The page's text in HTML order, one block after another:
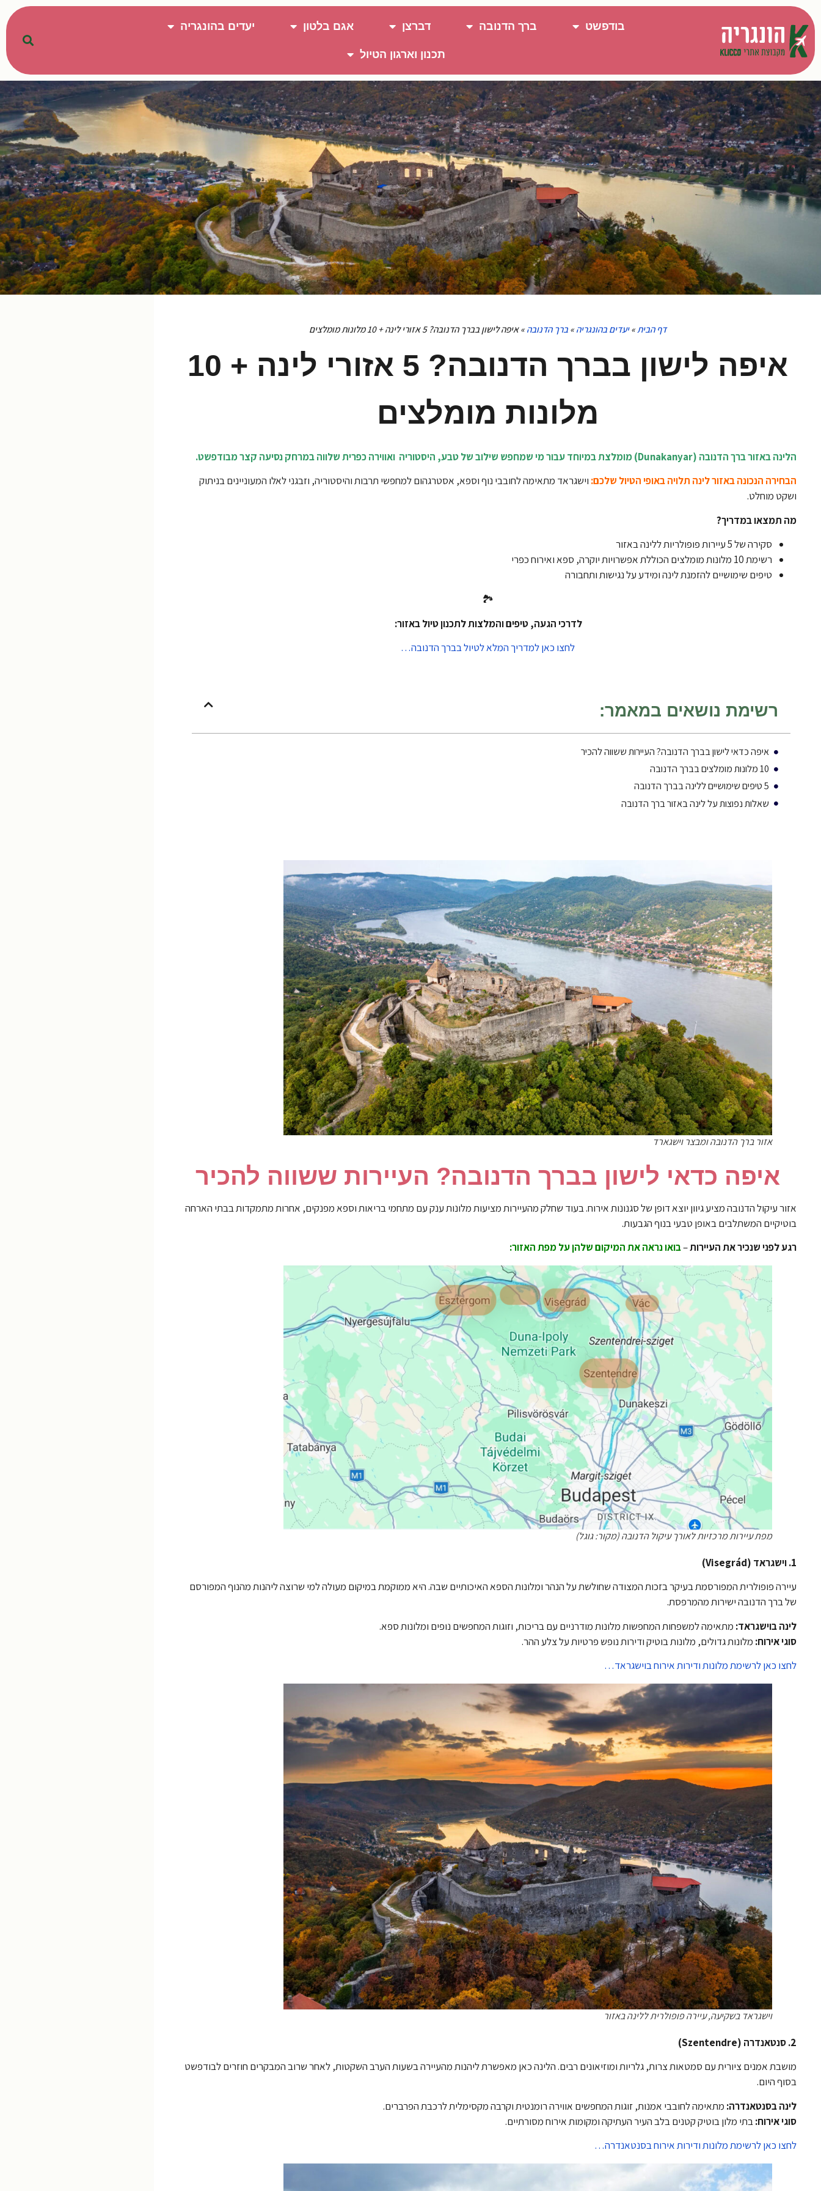
בודפשט ברך הדנובה דברצן אגם בלטון יעדים בהונגריה
תכנון וארגון הטיול
דף הבית»יעדים בהונגריה»ברך הדנובה»איפה לישון בברך הדנובה? 5 אזורי לינה + 10 מלונות מומלצים
איפה לישון בברך הדנובה? 5 אזורי לינה + 10
מלונות מומלצים
הלינה באזור ברך הדנובה (Dunakanyar) מומלצת במיוחד עבור מי שמחפש שילוב של טבע, היסטוריה ואווירה כפרית שלווה במרחק נסיעה קצר מבודפשט.
הבחירה הנכונה באזור לינה תלויה באופי הטיול שלכם: וישגראד מתאימה לחובבי נוף וספא, אסטרגהום למחפשי תרבות והיסטוריה, וזבגני לאלו המעוניינים בניתוק
ושקט מוחלט.
מה תמצאו במדריך?
סקירה של 5 עיירות פופולריות ללינה באזור
רשימת 10 מלונות מומלצים הכוללת אפשרויות יוקרה, ספא ואירוח כפרי
טיפים שימושיים להזמנת לינה ומידע על נגישות ותחבורה
🏞
לדרכי הגעה, טיפים והמלצות לתכנון טיול באזור:
לחצו כאן למדריך המלא לטיול בברך הדנובה…
רשימת נושאים במאמר:
איפה כדאי לישון בברך הדנובה? העיירות ששווה להכיר
10 מלונות מומלצים בברך הדנובה
5 טיפים שימושיים ללינה בברך הדנובה
שאלות נפוצות על לינה באזור ברך הדנובה
אזור ברך הדנובה ומבצר וישגארד
איפה כדאי לישון בברך הדנובה? העיירות ששווה להכיר
אזור עיקול הדנובה מציע גיוון יוצא דופן של סגנונות אירוח. בעוד שחלק מהעיירות מציעות מלונות ענק עם מתחמי בריאות וספא מפנקים, אחרות מתמקדות בבתי הארחה
בוטיקיים המשתלבים באופן טבעי בנוף הגבעות.
רגע לפני שנכיר את העיירות–בואו נראה את המיקום שלהן על מפת האזור:
מפת עיירות מרכזיות לאורך עיקול הדנובה (מקור: גוגל)
1. וישגראד (Visegrád)
עיירה פופולרית המפורסמת בעיקר בזכות המצודה שחולשת על הנהר ומלונות הספא האיכותיים שבה. היא ממוקמת במיקום מעולה למי שרוצה ליהנות מהנוף המפורסם
של ברך הדנובה ישירות מהמרפסת.
לינה בוישגראד: מתאימה למשפחות המחפשות מלונות מודרניים עם בריכות, וזוגות המחפשים נופים ומלונות ספא.
סוגי אירוח: מלונות גדולים, מלונות בוטיק ודירות נופש פרטיות על צלע ההר.
לחצו כאן לרשימת מלונות ודירות אירוח בוישגראד…
וישגראד בשקיעה, עיירה פופולרית ללינה באזור
2. סנטאנדרה (Szentendre)
מושבת אמנים ציורית עם סמטאות צרות, גלריות ומוזיאונים רבים. הלינה כאן מאפשרת ליהנות מהעיירה בשעות הערב השקטות, לאחר שרוב המבקרים חוזרים לבודפשט
בסוף היום.
לינה בסנטאנדרה: מתאימה לחובבי אמנות, זוגות המחפשים אווירה רומנטית וקרבה מקסימלית לרכבת הפרברים.
סוגי אירוח:בתי מלון בוטיק קטנים בלב העיר העתיקה ומקומות אירוח מסורתיים.
לחצו כאן לרשימת מלונות ודירות אירוח בסנטאנדרה…